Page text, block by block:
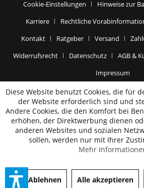
Cookie-Einstellungen
Hinweise zur
Karriere
Rechtliche
Kontakt
Ratgeber Versand
Widerrufsrecht
Datenschutz
AGB &
Impressum
Diese Website benutzt Cookies, die für
der Website erforderlich sind und
Andere Cookies, die den Komfort bei
erhöhen, der Direktwerbung dienen
anderen Websites und sozialen
sollen, werden nur mit Ihrer
Mehr
Ablehnen Alle akzeptieren